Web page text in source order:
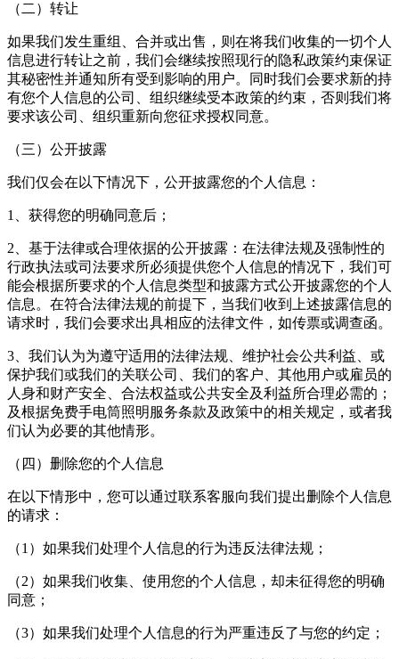
（二）转让
如果我们发生重组、合并或出售，则在将我们收集的一切个人
信息进行转让之前，我们会继续按照现行的隐私政策约束保证
其秘密性并通知所有受到影响的用户。同时我们会要求新的持
有您个人信息的公司、组织继续受本政策的约束，否则我们将
要求该公司、组织重新向您征求授权同意。
（三）公开披露
我们仅会在以下情况下，公开披露您的个人信息：
1、获得您的明确同意后；
2、基于法律或合理依据的公开披露：在法律法规及强制性的
行政执法或司法要求所必须提供您个人信息的情况下，我们可
能会根据所要求的个人信息类型和披露方式公开披露您的个人
信息。在符合法律法规的前提下，当我们收到上述披露信息的
请求时，我们会要求出具相应的法律文件，如传票或调查函。
3、我们认为为遵守适用的法律法规、维护社会公共利益、或
保护我们或我们的关联公司、我们的客户、其他用户或雇员的
人身和财产安全、合法权益或公共安全及利益所合理必需的；
及根据免费手电筒照明 服务条款及政策中的相关规定，或者我
们认为必要的其他情形。
（四）删除您的个人信息
在以下情形中，您可以通过联系客服向我们提出删除个人信息
的请求：
（1）如果我们处理个人信息的行为违反法律法规；
（2）如果我们收集、使用您的个人信息，却未征得您的明确
同意；
（3）如果我们处理个人信息的行为严重违反了与您的约定；